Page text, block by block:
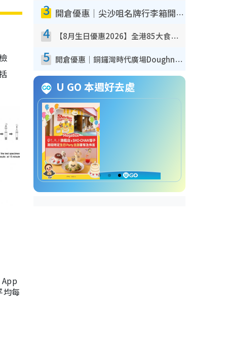
均每
3 開倉優惠｜尖沙咀名牌行李箱開倉低至4折！一連5日 American Tourister/ace./Hallmark $200起！
4 【8月生日優惠2026】全港85大食買玩著數攻略 自助餐/火鍋放題同行免費＋誠品/DONKI送現金券
5 開倉優惠｜銅鑼灣時代廣場Doughnut/Campo Marzio開倉低至1折！背囊、書包、手袋劈價$200起
U GO 本週好去處